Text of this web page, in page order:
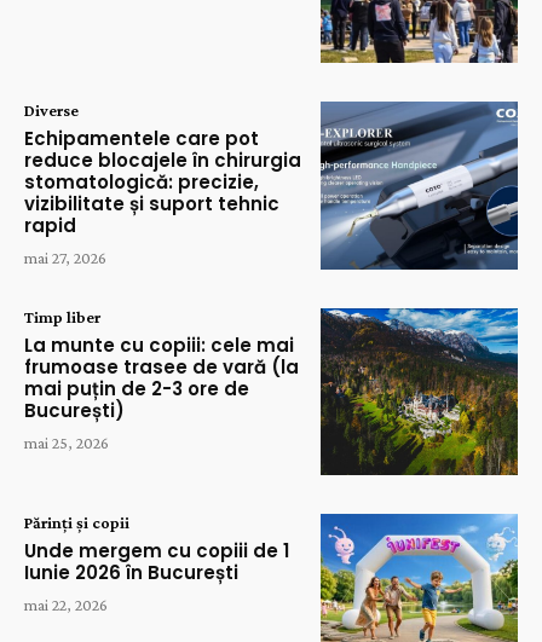
Diverse
Echipamentele care pot
reduce blocajele în chirurgia
stomatologică: precizie,
vizibilitate și suport tehnic
rapid
mai 27, 2026
Timp liber
La munte cu copiii: cele mai
frumoase trasee de vară (la
mai puțin de 2-3 ore de
București)
mai 25, 2026
Părinți și copii
Unde mergem cu copiii de 1
Iunie 2026 în București
mai 22, 2026